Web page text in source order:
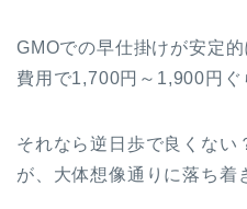
GMOでの早仕掛けが安定
費用で1,700円～1,900円ぐ
それなら逆日歩で良くない
が、大体想像通りに落ち着